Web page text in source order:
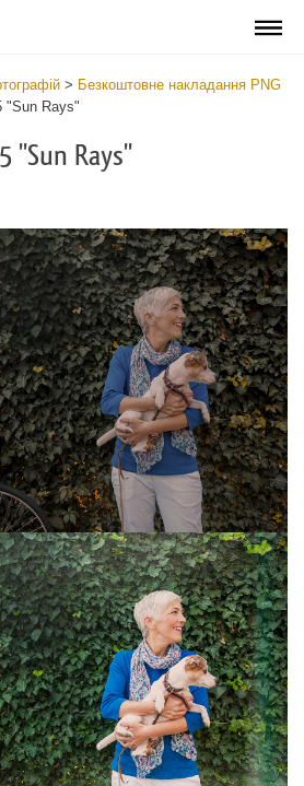
> Безкоштовне накладання PNG
"Sun Rays"
"Sun Rays"
Please select